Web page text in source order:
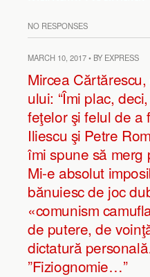
NO RESPONSES
MARCH 10, 2017 • BY EXPRESS
Mircea
ului: “Îmi plac,
feţelor şi felul de a
Iliescu şi Petre
îmi spune să merg
Mi-e absolut
bănuiesc de joc
«comunism
de putere, de
dictatură
”Fiziognomie…”